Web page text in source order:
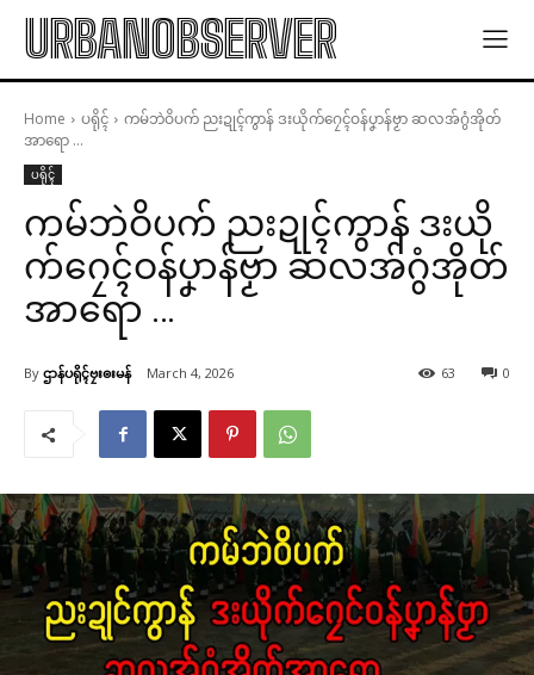
URBANOBSERVER
Home ပရိုၚ်
ကမ်ဘဲဝိပက် ညးဍုၚ်ကွာန် ဒးယိုက်ဂၠေၚ်ဝန်ပၞာန်ဗၟာ ဆလအ်ဂွံအိုတ်
အာရော ...
ပရိုၚ်
ကမ်ဘဲဝိပက် ညးဍုၚ်ကွာန် ဒးယို
က်ဂၠေၚ်ဝန်ပၞာန်ဗၟာ ဆလအ်ဂွံအိုတ်
အာရော …
By ဌာန်ပရိုၚ်ဗၠးၜးမန် March 4, 2026 0
63